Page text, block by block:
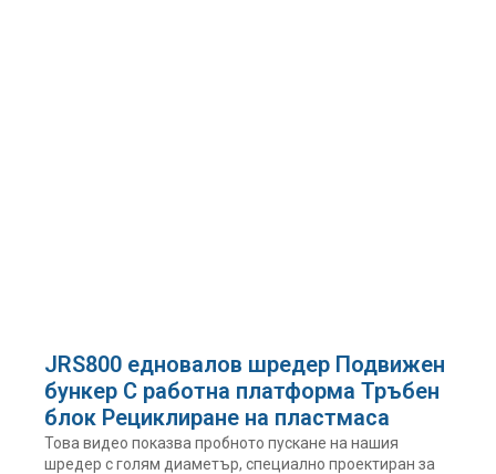
JRS800 едновалов шредер Подвижен
бункер С работна платформа Тръбен
блок Рециклиране на пластмаса
Това видео показва пробното пускане на нашия
шредер с голям диаметър, специално проектиран за